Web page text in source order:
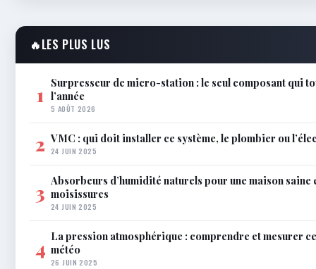
🔥LES PLUS LUS
1 Surpresseur de micro-station : le seul composant qui
l’année
5 AOÛT 2026
2 VMC : qui doit installer ce système, le plombier ou
24 JUIN 2025
3 Absorbeurs d’humidité naturels pour une maison saine
moisissures
24 JUIN 2025
4 La pression atmosphérique : comprendre et mesurer
météo
26 JUIN 2025